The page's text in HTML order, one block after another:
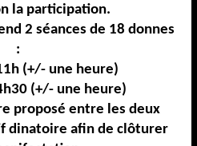
la participation.
2 séances de 18 donnes
:
(+/- une heure)
(+/- une heure)
proposé entre les deux
dinatoire afin de clôturer